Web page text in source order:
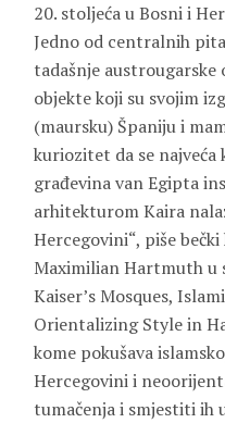
20. stoljeća u Bosni i
Jedno od centralnih
tadašnje
objekte koji su svojim
(maursku) Španiju i
kuriozitet da se
građevina van Egipta
arhitekturom Kaira
Hercegovini“, piše
Maximilian Hartmuth u
Kaiser’s Mosques,
Orientalizing Style in
kome pokušava
Hercegovini i
tumačenja i smjestiti ih